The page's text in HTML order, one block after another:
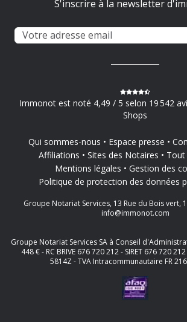
S'inscrire à la newsletter
Immonot est noté 4,49 / 5 selon 19 542
Shops
Qui sommes-nous Espace presse
Affiliations
Sites des Notaires
Mentions légales
Gestion des
Politique de protection des données
Groupe Notariat Services, 13 Rue du Bois vert,
info@immonot.com
Groupe Notariat Services SA à Conseil
448 € - RC BRIVE 676 720 212 - SIRET 676 720
5814Z - TVA Intracommunautaire FR